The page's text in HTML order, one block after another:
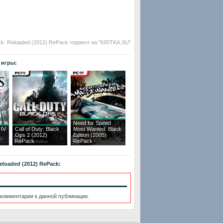
Reloaded (2012) RePack торрент на "KRITKA.SU"
игры:
Call of Duty: Black
Ops 2 (2012)
RePack
Need for Speed
Most Wanted: Black
Edition (2005)
RePack
(2012) RePack:
к данной публикации.